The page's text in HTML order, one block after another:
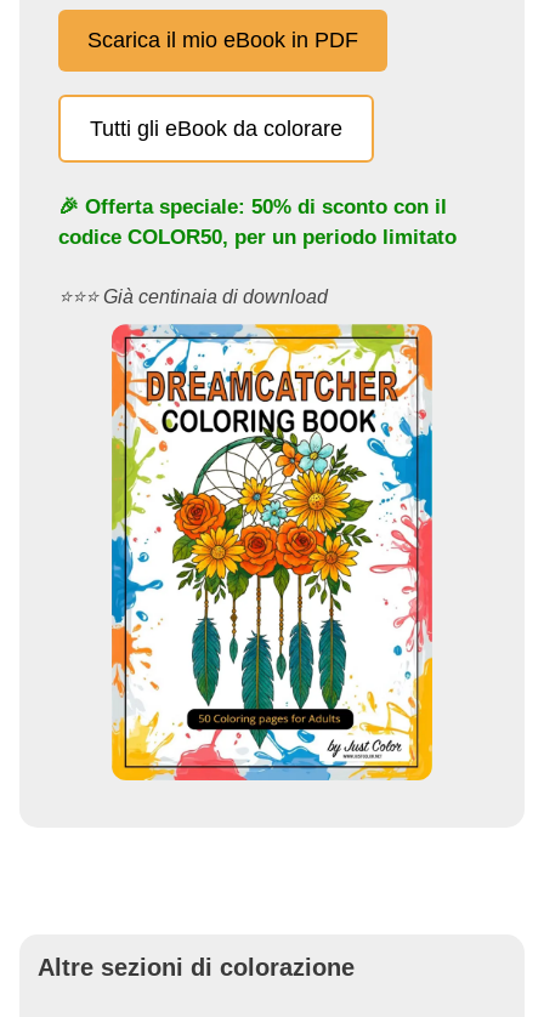
Scarica il mio eBook in PDF
Tutti gli eBook da colorare
🎉 Offerta speciale: 50% di sconto con il
codice COLOR50, per un periodo limitato
⭐️⭐️⭐️ Già centinaia di download
Altre sezioni di colorazione